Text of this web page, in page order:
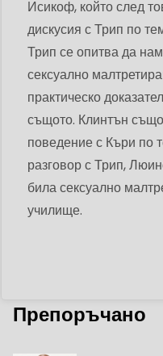
Исикоф, който след
дискусия с Трип по
Трип се опитва да
сексуално
практическо
същото. Клинтън
поведение с Къри по
разговор с Трип,
била сексуално
училище.
Препоръчано